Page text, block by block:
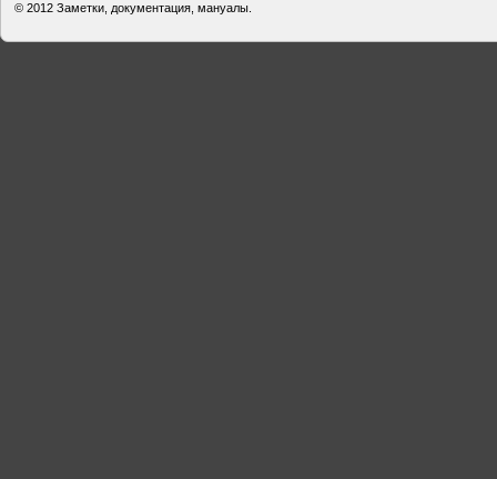
© 2012 Заметки, документация, мануалы.